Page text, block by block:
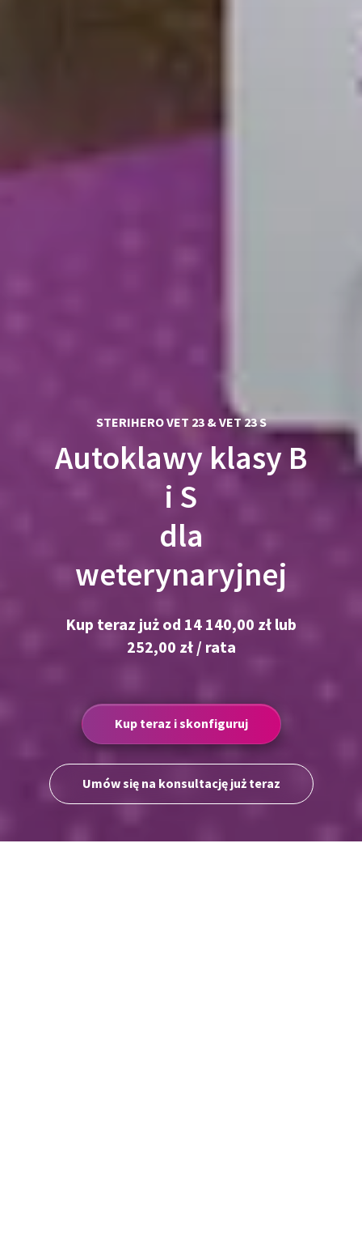
STERIHERO VET 23 & VET 23 S
Autoklawy klasy B
i S
dla
weterynaryjnej
Kup teraz już od 14 140,00 zł lub
252,00 zł / rata
Kup teraz i skonfiguruj
Umów się na konsultację już teraz